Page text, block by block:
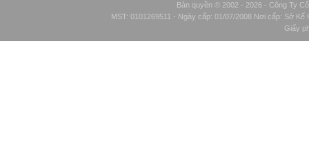
Bản quyền © 2002 - 2026 - Công Ty
MST: 0101269511 - Ngày cấp: 01/07/2008 Nơi cấp: Sở
Giấy